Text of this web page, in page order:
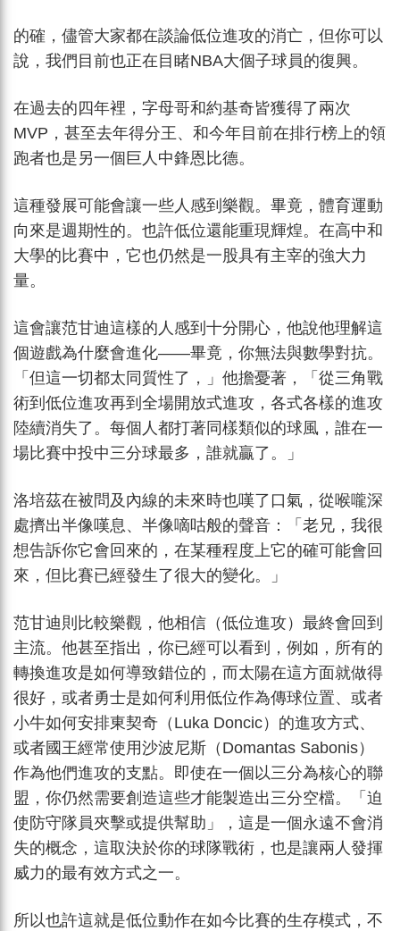
的確，儘管大家都在談論低位進攻的消亡，但你可以
說，我們目前也正在目睹NBA大個子球員的復興。
在過去的四年裡，字母哥和約基奇皆獲得了兩次
MVP，甚至去年得分王、和今年目前在排行榜上的領
跑者也是另一個巨人中鋒恩比德。
這種發展可能會讓一些人感到樂觀。畢竟，體育運動
向來是週期性的。也許低位還能重現輝煌。在高中和
大學的比賽中，它也仍然是一股具有主宰的強大力
量。
這會讓范甘迪這樣的人感到十分開心，他說他理解這
個遊戲為什麼會進化——畢竟，你無法與數學對抗。
「但這一切都太同質性了，」他擔憂著，「從三角戰
術到低位進攻再到全場開放式進攻，各式各樣的進攻
陸續消失了。每個人都打著同樣類似的球風，誰在一
場比賽中投中三分球最多，誰就贏了。」
洛培茲在被問及內線的未來時也嘆了口氣，從喉嚨深
處擠出半像嘆息、半像嘀咕般的聲音：「老兄，我很
想告訴你它會回來的，在某種程度上它的確可能會回
來，但比賽已經發生了很大的變化。」
范甘迪則比較樂觀，他相信（低位進攻）最終會回到
主流。他甚至指出，你已經可以看到，例如，所有的
轉換進攻是如何導致錯位的，而太陽在這方面就做得
很好，或者勇士是如何利用低位作為傳球位置、或者
小牛如何安排東契奇（Luka Doncic）的進攻方式、
或者國王經常使用沙波尼斯（Domantas Sabonis）
作為他們進攻的支點。即使在一個以三分為核心的聯
盟，你仍然需要創造這些才能製造出三分空檔。「迫
使防守隊員夾擊或提供幫助」，這是一個永遠不會消
失的概念，這取決於你的球隊戰術，也是讓兩人發揮
威力的最有效方式之一。
所以也許這就是低位動作在如今比賽的生存模式，不